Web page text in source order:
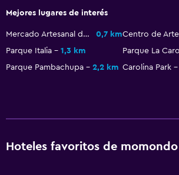
Mejores lugares de interés
Mercado Artesanal de La Mariscal 0,7 kmCentro de
Parque Italia
1,3 km Parque La
Parque Pambachupa
2,2 km Carolina Park
Hoteles favoritos de